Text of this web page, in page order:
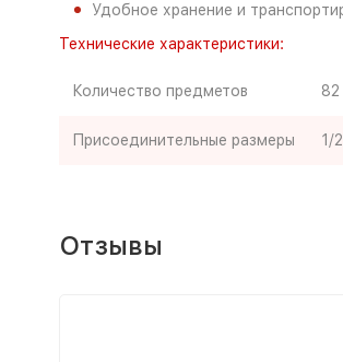
Удобное хранение и
Технические характеристики:
Количество предметов 82
Присоединительные размеры 1/
Отзывы